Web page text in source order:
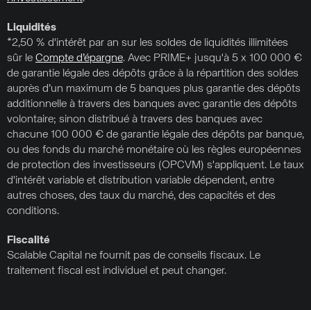
Liquidités
*2,50 % d'intérêt par an sur les soldes de liquidités illimitées
sûr le Compte d’épargne. Avec PRIME+ jusqu'à 5 x 100 000 €
de garantie légale des dépôts grâce à la répartition des soldes
auprès d’un maximum de 5 banques plus garantie des dépôts
additionnelle à travers des banques avec garantie des dépôts
volontaire; sinon distribué à travers des banques avec
chacune 100 000 € de garantie légale des dépôts par banque,
ou des fonds du marché monétaire où les règles européennes
de protection des investisseurs (OPCVM) s'appliquent. Le taux
d'intérêt variable et distribution variable dépendent, entre
autres choses, des taux du marché, des capacités et des
conditions.
Fiscalité
Scalable Capital ne fournit pas de conseils fiscaux. Le
traitement fiscal est individuel et peut changer.